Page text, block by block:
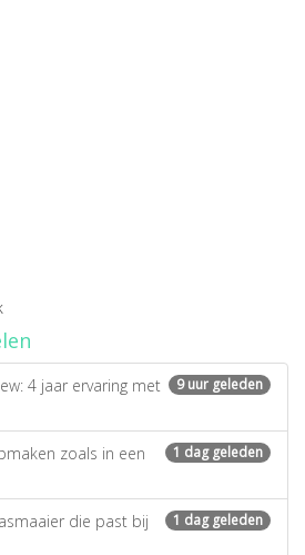
9 uur geleden
4 jaar ervaring met
1 dag geleden
zoals in een
1 dag geleden
die past bij